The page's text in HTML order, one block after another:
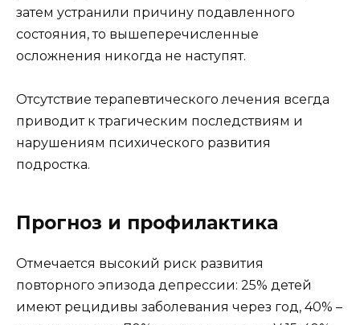
затем устранили причину подавленного
состояния, то вышеперечисленные
осложнения никогда не наступят.
Отсутствие терапевтического лечения всегда
приводит к трагическим последствиям и
нарушениям психического развития
подростка.
Прогноз и профилактика
Отмечается высокий риск развития
повторного эпизода депрессии: 25% детей
имеют рецидивы заболевания через год, 40% –